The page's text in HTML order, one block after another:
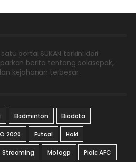
portal SUKAN terkini dari
berita tentang bolasepak,
kejohanan terbesar.
Badminton Biodata
2020 Futsal Hoki
Streaming Motogp Piala AFC